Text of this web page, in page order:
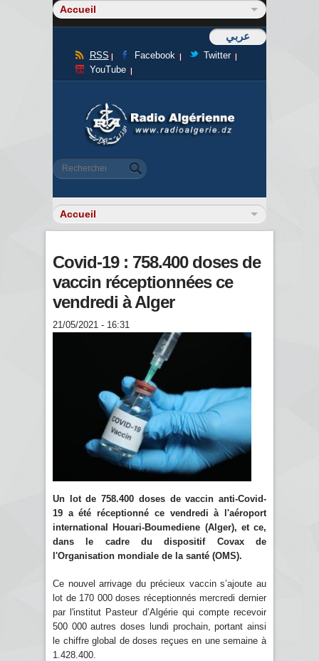
عربي
RSS Facebook
Twitter
YouTube
Formulaire de recherche
Rechercher
Covid-19 : 758.400 doses de
vaccin réceptionnées ce
vendredi à Alger
21/05/2021 - 16:31
Un lot de 758.400 doses de vaccin anti-Covid-
19 a été réceptionné ce vendredi à l'aéroport
international Houari-Boumediene (Alger), et ce,
dans le cadre du dispositif Covax de
l'Organisation mondiale de la santé (OMS).
Ce nouvel arrivage du précieux vaccin s’ajoute au
lot de 170 000 doses réceptionnés mercredi dernier
par l'institut Pasteur d’Algérie qui compte recevoir
500 000 autres doses lundi prochain, portant ainsi
le chiffre global de doses reçues en une semaine à
1.428.400.